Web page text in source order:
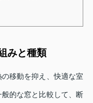
みと種類
移動を抑え、快適な室
的な窓と比較して、断